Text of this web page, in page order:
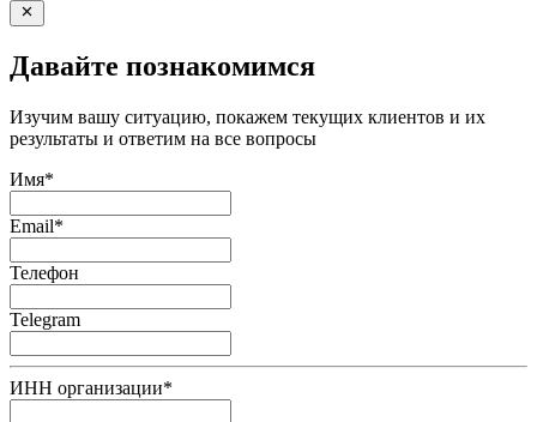
Давайте познакомимся
Изучим вашу ситуацию, покажем текущих клиентов и их
результаты и ответим на все вопросы
Имя*
Email*
Телефон
Telegram
ИНН организации*